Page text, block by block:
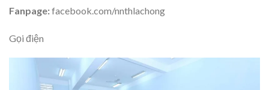
Fanpage:facebook.com/nnthlachong
Gọi điện